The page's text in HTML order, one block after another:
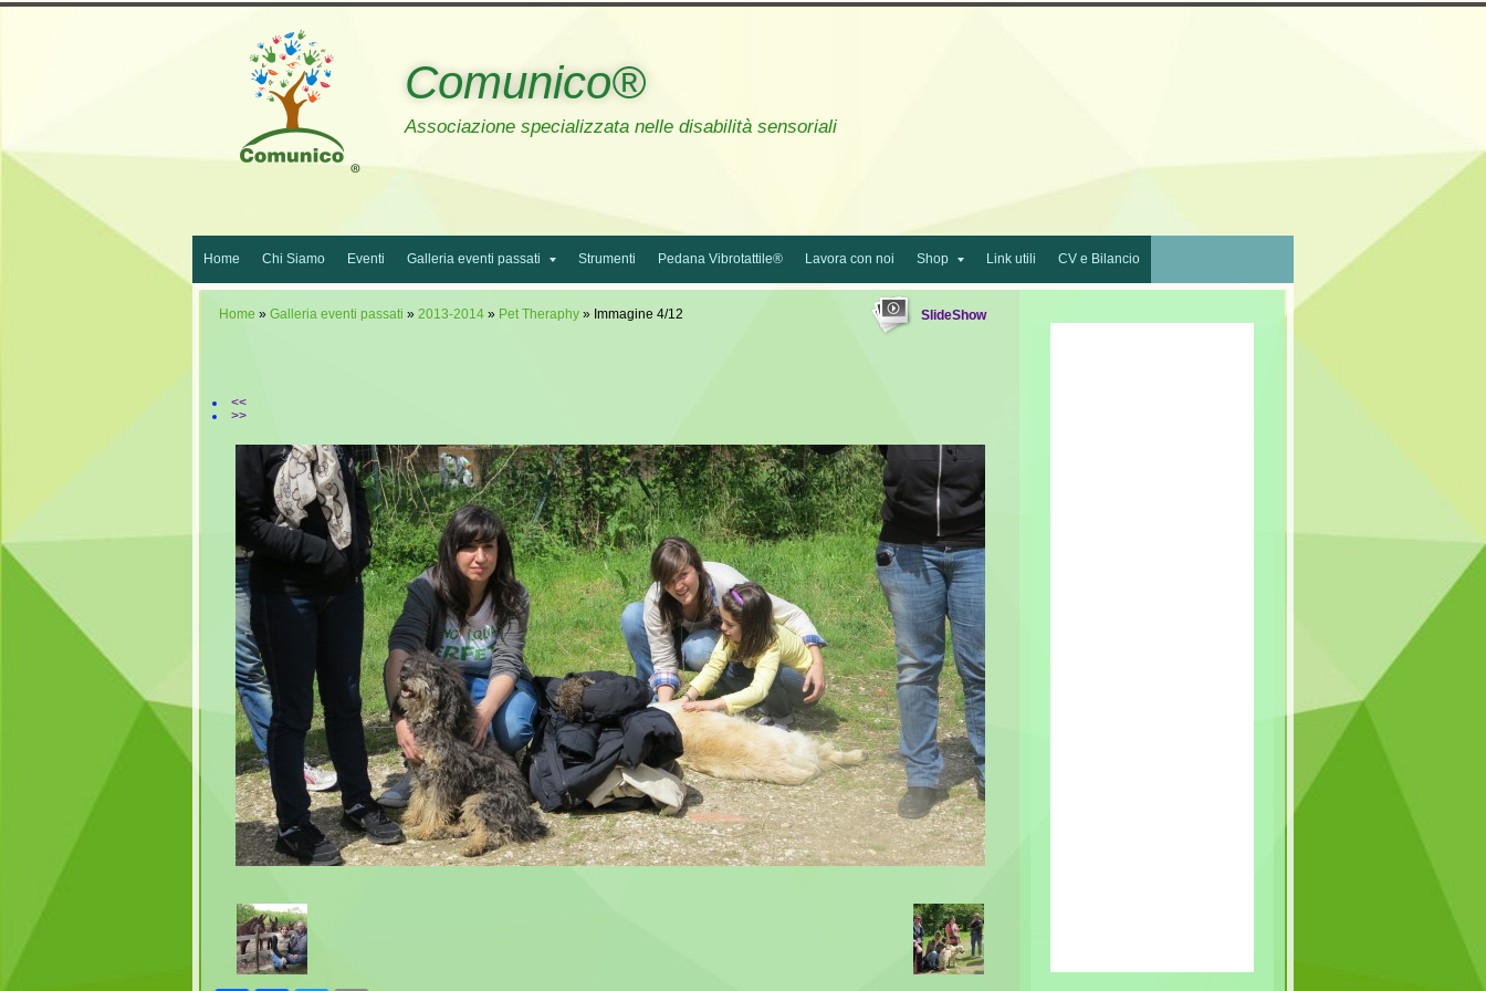
Comunico®
Associazione specializzata nelle disabilità sensoriali
Home Chi Siamo Eventi Galleria eventi passati Strumenti Pedana Vibrotattile® Lavora con noi Shop Link utili CV e Bilancio
Home » Galleria eventi passati » 2013-2014 » Pet Theraphy » Immagine 4/12 SlideShow
<<
>>